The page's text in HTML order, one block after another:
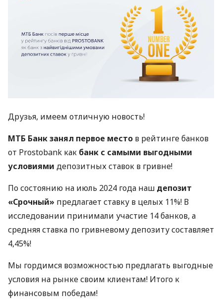
Друзья, имеем отличную новость!
МТБ Банк занял первое место в рейтинге банков
от Prostobank как банк с самыми выгодными
условиями депозитных ставок в гривне!
По состоянию на июль 2024 года наш депозит
«Срочный» предлагает ставку в целых 11%! В
исследовании принимали участие 14 банков, а
средняя ставка по гривневому депозиту составляет
4,45%!
Мы гордимся возможностью предлагать выгодные
условия на рынке своим клиентам! Итого к
финансовым победам!